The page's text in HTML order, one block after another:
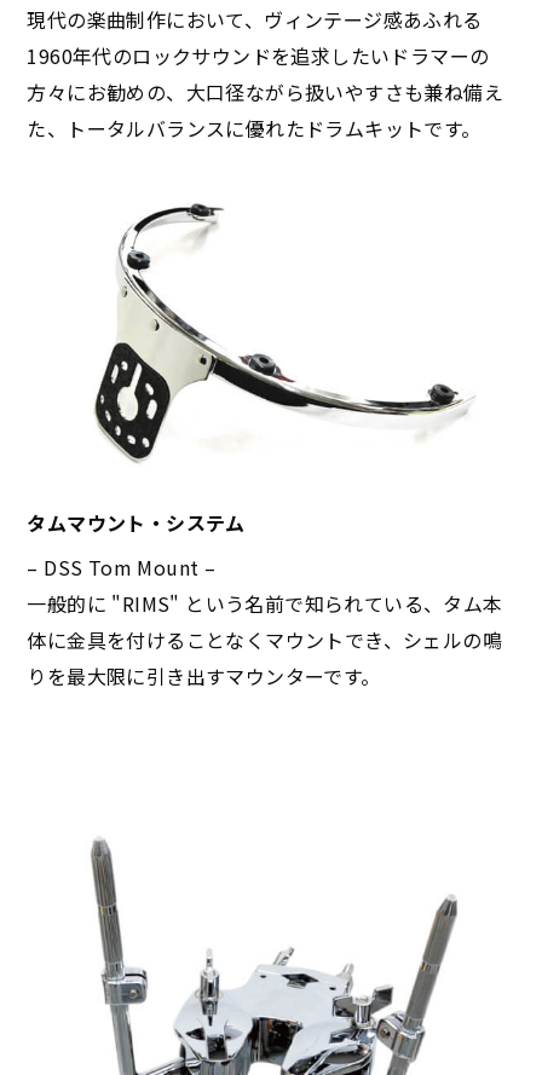
現代の楽曲制作において、ヴィンテージ感あふれる
1960年代のロックサウンドを追求したいドラマーの
方々にお勧めの、大口径ながら扱いやすさも兼ね備え
た、トータルバランスに優れたドラムキットです。
タムマウント・システム
– DSS Tom Mount –
一般的に "RIMS" という名前で知られている、タム本
体に金具を付けることなくマウントでき、シェルの鳴
りを最大限に引き出すマウンターです。